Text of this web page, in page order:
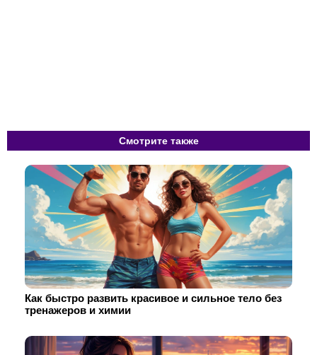
Смотрите также
Как быстро развить красивое и сильное тело без
тренажеров и химии